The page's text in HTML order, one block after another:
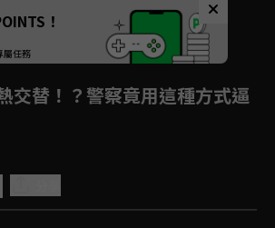
！
屬任務
交替！？警察竟用這種方式逼